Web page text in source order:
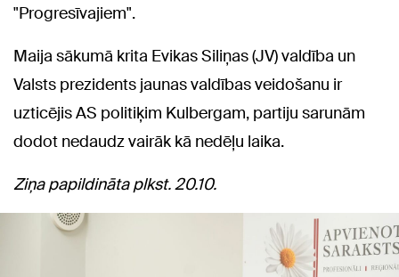
"Progresīvajiem".
Maija sākumā krita Evikas Siliņas (JV) valdība un
Valsts prezidents jaunas valdības veidošanu ir
uzticējis AS politiķim Kulbergam, partiju sarunām
dodot nedaudz vairāk kā nedēļu laika.
Ziņa papildināta plkst. 20.10.